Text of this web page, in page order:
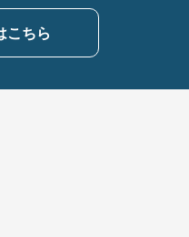
こちら